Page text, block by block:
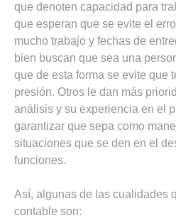
que denoten capacidad para
que esperan que se evite el
mucho trabajo y fechas de
bien buscan que sea una
que de esta forma se evite que
presión. Otros le dan más
análisis y su experiencia en el
garantizar que sepa como
situaciones que se den en el
funciones.
Así, algunas de las cualidades
contable son: